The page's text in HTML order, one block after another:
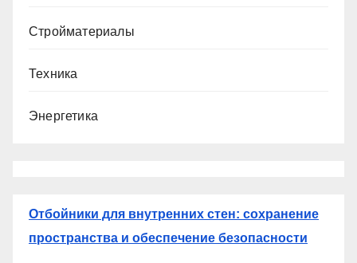
Стройматериалы
Техника
Энергетика
Отбойники для внутренних стен: сохранение
пространства и обеспечение безопасности